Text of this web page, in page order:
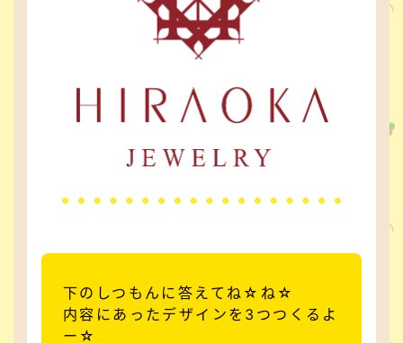
下のしつもんに答えてね☆ね☆
内容にあったデザインを3つつくるよ
ー☆